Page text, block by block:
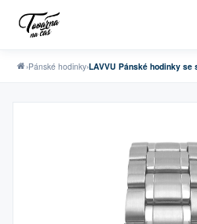
›Pánské hodinky›LAVVU Pánské hodinky se